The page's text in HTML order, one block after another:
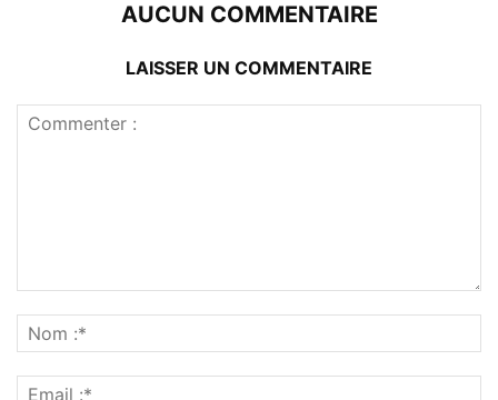
AUCUN COMMENTAIRE
LAISSER UN COMMENTAIRE